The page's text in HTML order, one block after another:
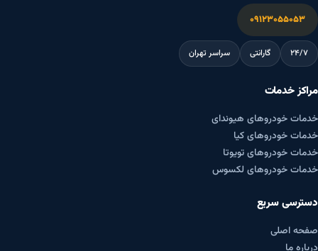
۰۹۱۲۳۰۵۵۰۵۳
۲۴/۷ گارانتی سراسر تهران
مراکز خدمات
خدمات خودروهای هیوندای
خدمات خودروهای کیا
خدمات خودروهای تویوتا
خدمات خودروهای لکسوس
دسترسی سریع
صفحه اصلی
درباره ما